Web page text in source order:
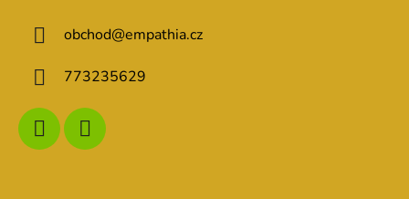
obchod@empathia.cz
773235629